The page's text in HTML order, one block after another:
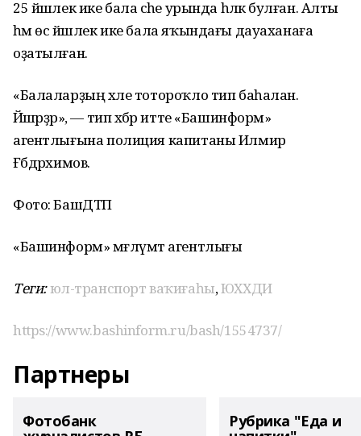
25 йәшлек ике бала әсәһе урында һәләк булған. Алты
һәм өс йәшлек ике бала яҡындағы дауаханаға
оҙатылған.
«Балаларҙың хәле тотороҡло тип баһалан.
Йәшәрҙәр», — тип хәбәр итте «Башинформ»
агентлығына полиция капитаны Илмир
Ғәбдрәхимов.
Фото: БашДТП
«Башинформ» мәғлүмәт агентлығы
Теги:юл-транспорт ваҡиғаһы,ЮХХДИ
https://www.bashinform.ru/bash/1554737/
Партнеры
Фотобанк Рубрика "Еда и